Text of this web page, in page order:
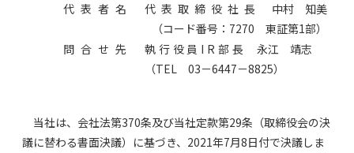
代表者名
代表取締役社長
中村 知美
（コード番号：7270 東証第1部）
問合せ先
執行役員IR部長
永江 靖志
（TEL 03－6447－8825）
当社は、会社法第370条及び当社定款第29条（取締役会の決
議に替わる書面決議）に基づき、2021年7月8日付で決議しま